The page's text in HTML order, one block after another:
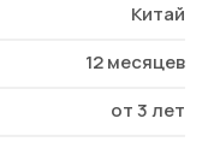
Китай
12 месяцев
от 3 лет